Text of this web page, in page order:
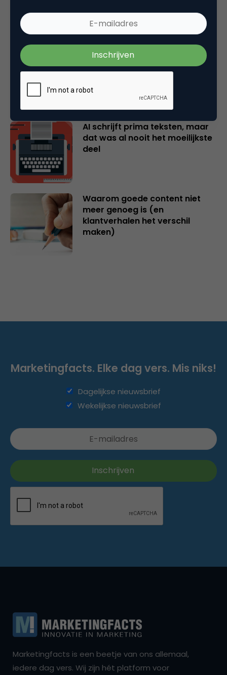
Je huurt een creator in voor het
instinct. Laat het dan ook
AI schrijft prima teksten, maar
dat was al nooit het moeilijkste
deel
Waarom goede content niet
meer genoeg is (en
klantverhalen het verschil
maken)
Marketingfacts. Elke dag vers. Mis niks!
Dagelijkse nieuwsbrief
Wekelijkse nieuwsbrief
Marketingfacts is een beetje van ons allemaal,
iedere dag vers. Wij zijn hét platform voor